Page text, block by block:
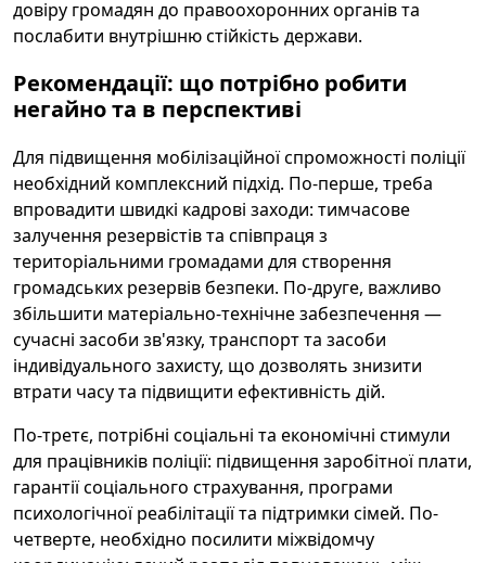
довіру громадян до правоохоронних органів та
послабити внутрішню стійкість держави.
Рекомендації: що потрібно робити
негайно та в перспективі
Для підвищення мобілізаційної спроможності поліції
необхідний комплексний підхід. По-перше, треба
впровадити швидкі кадрові заходи: тимчасове
залучення резервістів та співпраця з
територіальними громадами для створення
громадських резервів безпеки. По-друге, важливо
збільшити матеріально-технічне забезпечення —
сучасні засоби зв'язку, транспорт та засоби
індивідуального захисту, що дозволять знизити
втрати часу та підвищити ефективність дій.
По-третє, потрібні соціальні та економічні стимули
для працівників поліції: підвищення заробітної плати,
гарантії соціального страхування, програми
психологічної реабілітації та підтримки сімей. По-
четверте, необхідно посилити міжвідомчу